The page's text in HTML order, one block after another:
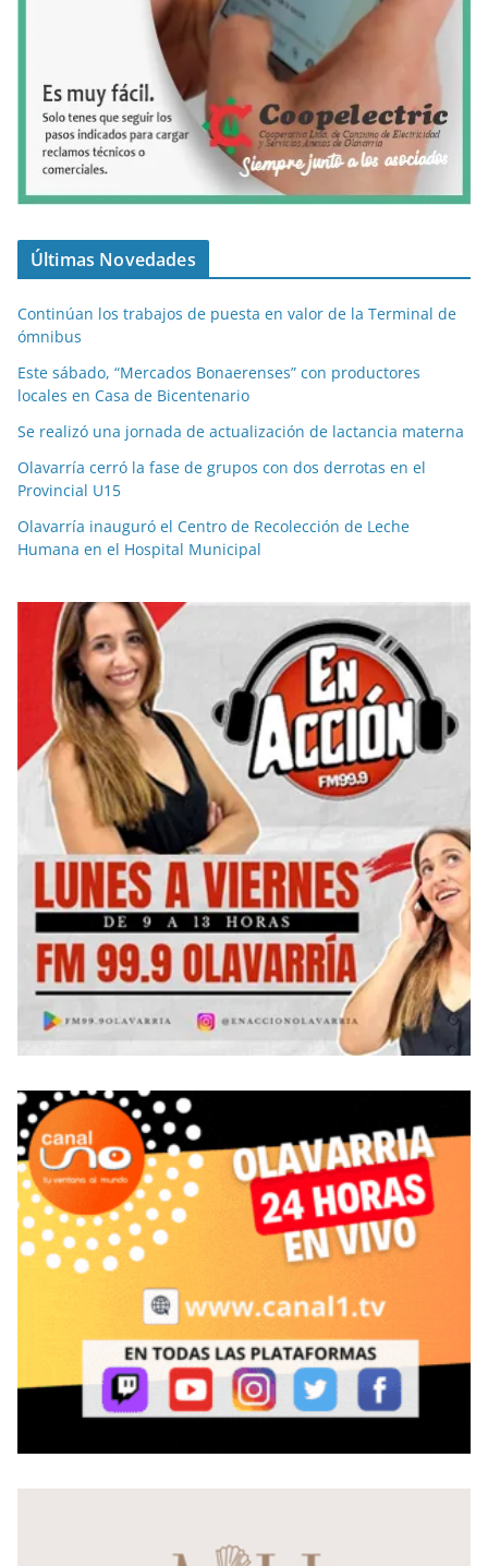
Últimas Novedades
Continúan los trabajos de puesta en valor de la Terminal de
ómnibus
Este sábado, “Mercados Bonaerenses” con productores
locales en Casa de Bicentenario
Se realizó una jornada de actualización de lactancia materna
Olavarría cerró la fase de grupos con dos derrotas en el
Provincial U15
Olavarría inauguró el Centro de Recolección de Leche
Humana en el Hospital Municipal